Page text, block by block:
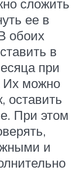
сложить
ее в
обоих
в
при
Их можно
оставить
При этом
и